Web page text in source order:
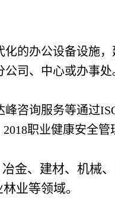
化的办公设备设施
司、中心或办事处
咨询服务等通过
职业健康安全管
金、建材、机械
业等领域。